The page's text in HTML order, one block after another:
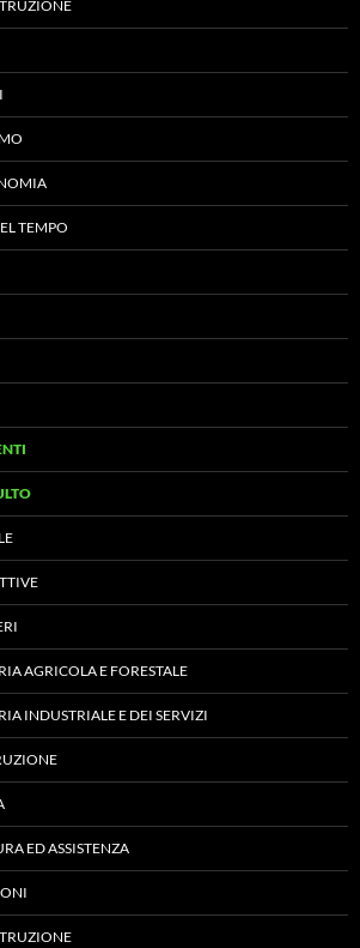
TEMPO
AGRICOLA E FORESTALE
INDUSTRIALE E DEI SERVIZI
ED ASSISTENZA